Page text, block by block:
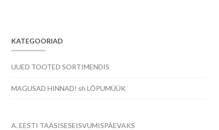
KATEGOORIAD
UUED TOOTED SORTIMENDIS
MAGUSAD HINNAD! sh LÕPUMÜÜK
A. EESTI TAASISESEISVUMISPÄEVAKS